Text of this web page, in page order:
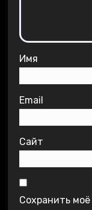
Имя
Email
Сайт
Сохранить